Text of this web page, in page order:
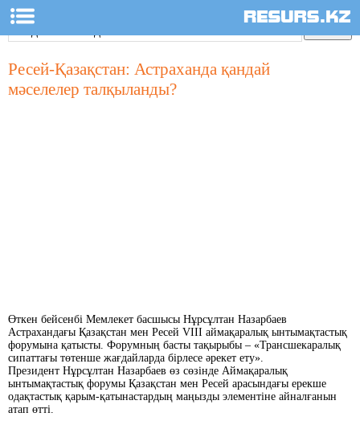
Ресей-Қазақстан: Астраханда қандай
мәселелер талқыланды?
Өткен бейсенбі Мемлекет басшысы Нұрсұлтан Назарбаев
Астрахандағы Қазақстан мен Ресей VIII аймақаралық ынтымақтастық
форумына қатысты. Форумның басты тақырыбы – «Трансшекаралық
сипаттағы төтенше жағдайларда бірлесе әрекет ету».
Президент Нұрсұлтан Назарбаев өз сөзінде Аймақаралық
ынтымақтастық форумы Қазақстан мен Ресей арасындағы ерекше
одақтастық қарым-қатынастардың маңызды элементіне айналғанын
атап өтті.